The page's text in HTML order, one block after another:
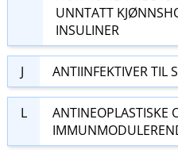
UNNTATT
INSULINER
J ANTIINFEKTIVER TIL
L
ANTINEOPLASTISKE